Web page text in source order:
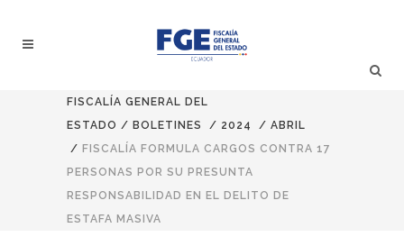
FISCALÍA GENERAL DEL
ESTADO / BOLETINES / 2024 / ABRIL
/ FISCALÍA FORMULA CARGOS CONTRA 17
PERSONAS POR SU PRESUNTA
RESPONSABILIDAD EN EL DELITO DE
ESTAFA MASIVA